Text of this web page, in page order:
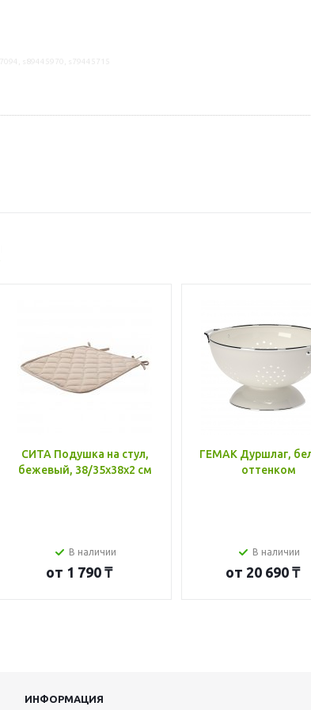
СИТА Подушка на стул,
бежевый, 38/35x38x2 см
В наличии
от 1 790 ₸
ГЕМАК Дуршлаг,
оттенком
В наличии
от 20 690 ₸
ИНФОРМАЦИЯ